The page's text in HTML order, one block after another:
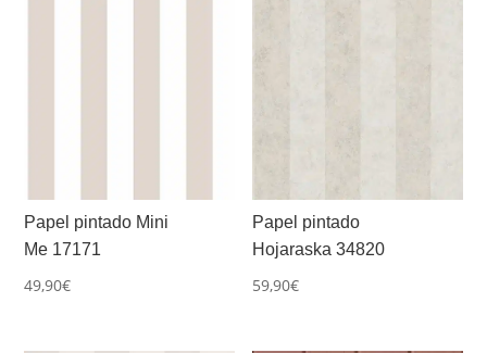
Papel pintado Mini
Me 17171
49,90€
Papel pintado
Hojaraska 34820
59,90€